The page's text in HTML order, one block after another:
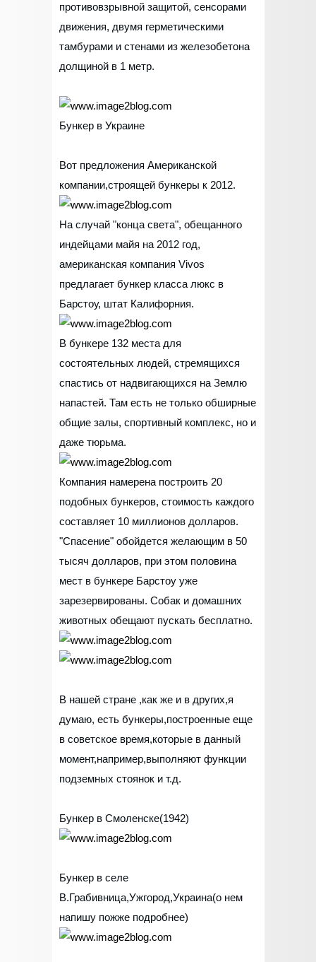
противовзрывной защитой, сенсорами
движения, двумя герметическими
тамбурами и стенами из железобетона
долщиной в 1 метр.
Бункер в Украине
Вот предложения Американской
компании,строящей бункеры к 2012.
На случай "конца света", обещанного
индейцами майя на 2012 год,
американская компания Vivos
предлагает бункер класса люкс в
Барстоу, штат Калифорния.
В бункере 132 места для
состоятельных людей, стремящихся
спастись от надвигающихся на Землю
напастей. Там есть не только обширные
общие залы, спортивный комплекс, но и
даже тюрьма.
Компания намерена построить 20
подобных бункеров, стоимость каждого
составляет 10 миллионов долларов.
"Спасение" обойдется желающим в 50
тысяч долларов, при этом половина
мест в бункере Барстоу уже
зарезервированы. Собак и домашних
животных обещают пускать бесплатно.
В нашей стране ,как же и в других,я
думаю, есть бункеры,построенные еще
в советское время,которые в данный
момент,например,выполняют функции
подземных стоянок и т.д.
Бункер в Смоленске(1942)
Бункер в селе
В.Грабивница,Ужгород,Украина(о нем
напишу пожже подробнее)